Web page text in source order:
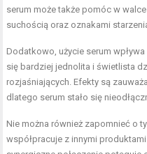
serum może także pomóc w
suchością oraz oznakami
Dodatkowo, użycie serum
się bardziej jednolita i świetlista
rozjaśniających. Efekty są
dlatego serum stało się
Nie można również zapomnieć o
współpracuje z innymi